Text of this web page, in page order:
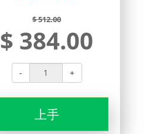
$ 512.00
$ 384.00
- +
上手